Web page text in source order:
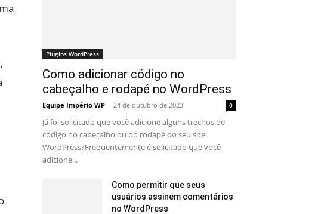
Plugins WordPress
Como adicionar código no
cabeçalho e rodapé no WordPress
Equipe Império WP - 24 de outubro de 2023 0
Já foi solicitado que você adicione alguns trechos de
código no cabeçalho ou do rodapé do seu site
WordPress?Freqüentemente é solicitado que você
adicione...
Como permitir que seus
usuários assinem comentários
no WordPress